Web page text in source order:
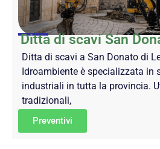
Ditta di scavi San
Ditta di scavi a San Donato di
Idroambiente è specializzata in
industriali in tutta la provincia.
tradizionali,
Preventivi